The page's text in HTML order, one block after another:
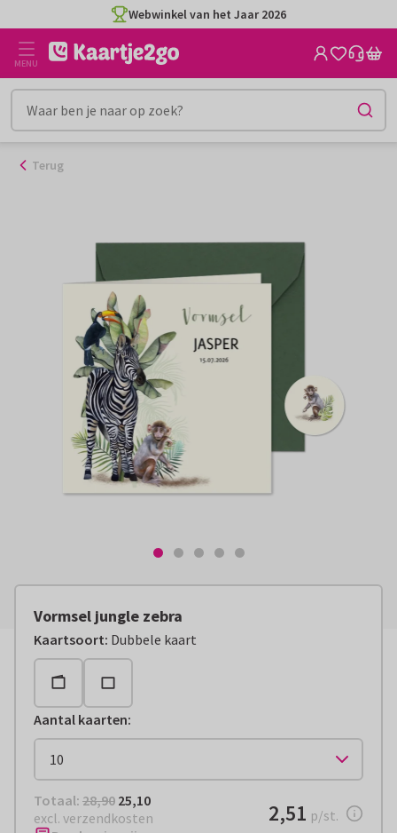
naar
inhoud
Webwinkel van het Jaar 2026
MENU
Terug
Vormsel jungle zebra
Kaartsoort: Dubbele kaart
Aantal kaarten:
Totaal: € 25,10
Totaal: 28,90 25,10
excl. verzendkosten
€ 2,51 per stuk
2,51 p/st.